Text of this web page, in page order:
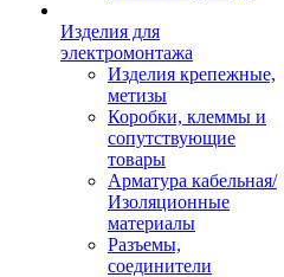
Изделия для
электромонтажа
Изделия крепежные,
метизы
Коробки, клеммы и
сопутствующие
товары
Арматура кабельная/
Изоляционные
материалы
Разъемы,
соединители